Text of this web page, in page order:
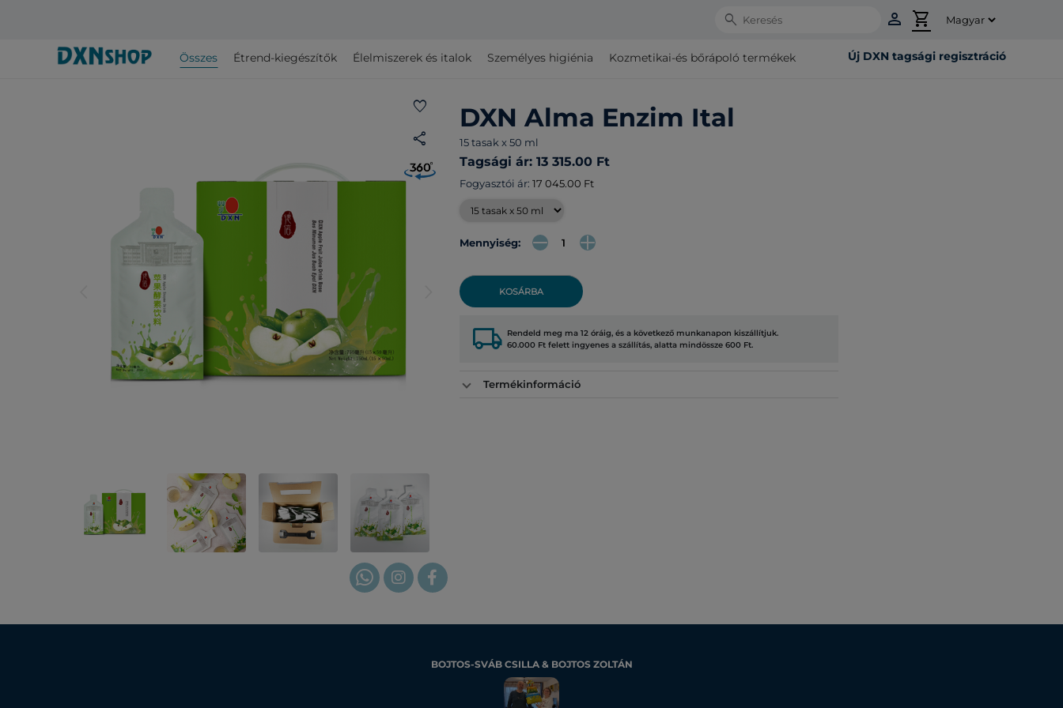
Search person shopping_cart
Összes Étrend-kiegészítők Élelmiszerek és italok Személyes higiénia Kozmetikai-és bőrápoló termékek Új DXN tagsági regisztráció
favorite
share
DXN Alma Enzim Ital
15 tasak x 50 ml
Tagsági ár: 13 315.00 Ft
Fogyasztói ár: 17 045.00 Ft
Mennyiség:
KOSÁRBA
local_shipping Rendeld meg ma 12 óráig, és a következő munkanapon kiszállítjuk.
60.000 Ft felett ingyenes a szállítás, alatta mindössze 600 Ft.
Termékinformáció
BOJTOS-SVÁB CSILLA & BOJTOS ZOLTÁN